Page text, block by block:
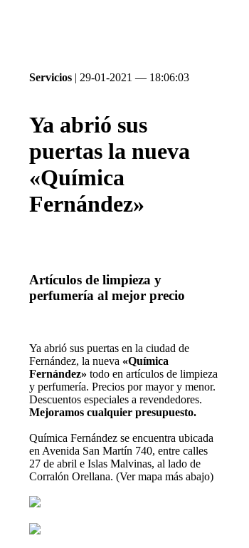
Servicios | 29-01-2021 — 18:06:03
Ya abrió sus
puertas la nueva
«Química
Fernández»
Artículos de limpieza y
perfumería al mejor precio
Ya abrió sus puertas en la ciudad de
Fernández, la nueva «Química
Fernández» todo en artículos de limpieza
y perfumería. Precios por mayor y menor.
Descuentos especiales a revendedores.
Mejoramos cualquier presupuesto.
Química Fernández se encuentra ubicada
en Avenida San Martín 740, entre calles
27 de abril e Islas Malvinas, al lado de
Corralón Orellana. (Ver mapa más abajo)